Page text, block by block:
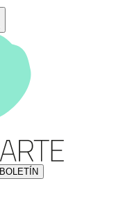
RECIBE NUESTRO BOLETÍN